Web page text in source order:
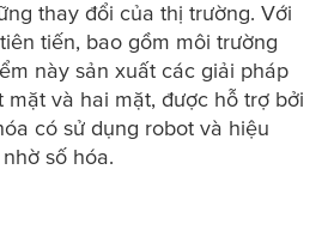
thay đổi của thị trường. Với
tiến, bao gồm môi trường
này sản xuất các giải pháp
mặt và hai mặt, được hỗ trợ bởi
có sử dụng robot và hiệu
số hóa.